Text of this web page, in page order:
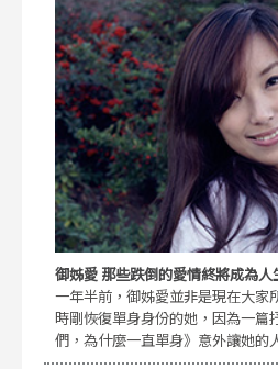
御姊愛 那些跌倒的愛情終將成為人
一年半前，御姊愛並非是現在大家
時剛恢復單身身份的她，因為一篇
們，為什麼一直單身》意外讓她的